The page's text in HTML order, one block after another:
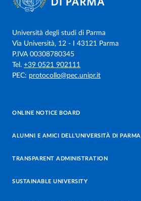
Università degli studi di Parma
Via Università, 12 - I 43121 Parma
P.IVA 00308780345
Tel. +39 0521 902111
PEC: protocollo@pec.unipr.it
ONLINE NOTICE BOARD
ALUMNI E AMICI DELL’UNIVERSITÀ DI PARMA
TRANSPARENT ADMINISTRATION
SUSTAINABLE UNIVERSITY